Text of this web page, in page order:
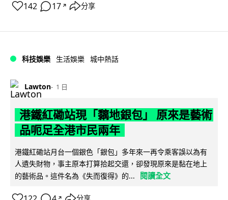
142 17 ↗ 分享
科技娛樂 生活娛樂 城中熱話
Lawton 1 日
港鐵紅磡站現「黐地銀包」 原來是藝術
品呃足全港市民兩年
港鐵紅磡站月台一個銀色「銀包」多年來一再令乘客誤以為有
人遺失財物，事主原本打算拾起交還，卻發現原來是黏在地上
的藝術品。這件名為《失而復得》的...
閱讀全文
↗